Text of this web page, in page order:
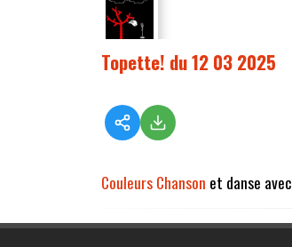
Topette! du 12 03 2025
Couleurs Chanson et danse avec